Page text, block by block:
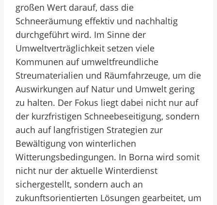
großen Wert darauf, dass die
Schneeräumung effektiv und nachhaltig
durchgeführt wird. Im Sinne der
Umweltverträglichkeit setzen viele
Kommunen auf umweltfreundliche
Streumaterialien und Räumfahrzeuge, um die
Auswirkungen auf Natur und Umwelt gering
zu halten. Der Fokus liegt dabei nicht nur auf
der kurzfristigen Schneebeseitigung, sondern
auch auf langfristigen Strategien zur
Bewältigung von winterlichen
Witterungsbedingungen. In Borna wird somit
nicht nur der aktuelle Winterdienst
sichergestellt, sondern auch an
zukunftsorientierten Lösungen gearbeitet, um